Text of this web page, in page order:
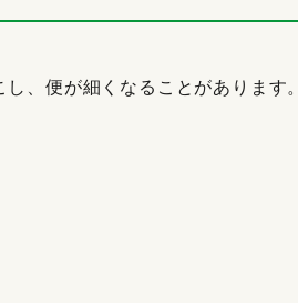
、便が細くなることがあります。